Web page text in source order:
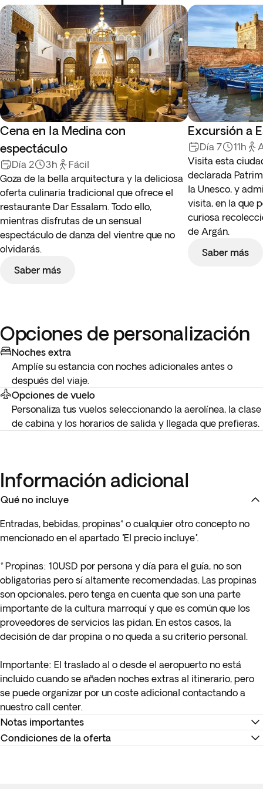
Cena en la Medina con
espectáculo
Día 2 3h
Fácil
Goza de la bella arquitectura y la deliciosa
oferta culinaria tradicional que ofrece el
restaurante Dar Essalam. Todo ello,
mientras disfrutas de un sensual
espectáculo de danza del vientre que no
olvidarás.
Saber más
Excursión a
Día 7 11h
Visita esta
declarada
la Unesco, y
visita, en la que
curiosa
de Argán.
Saber más
Opciones de personalización
Noches extra
Amplíe su estancia con noches adicionales antes o
después del viaje.
Opciones de vuelo
Personaliza tus vuelos seleccionando la aerolínea, la clase
de cabina y los horarios de salida y llegada que prefieras.
Información adicional
Qué no incluye
Entradas, bebidas, propinas* o cualquier otro concepto no
mencionado en el apartado "El precio incluye".
*Propinas: 10USD por persona y día para el guía, no son
obligatorias pero sí altamente recomendadas. Las propinas
son opcionales, pero tenga en cuenta que son una parte
importante de la cultura marroquí y que es común que los
proveedores de servicios las pidan. En estos casos, la
decisión de dar propina o no queda a su criterio personal.
Importante: El traslado al o desde el aeropuerto no está
incluido cuando se añaden noches extras al itinerario, pero
se puede organizar por un coste adicional contactando a
nuestro call center.
Notas importantes
* Posibilidad de reservar la noche en una Jaima Blanca con
Condiciones de la oferta